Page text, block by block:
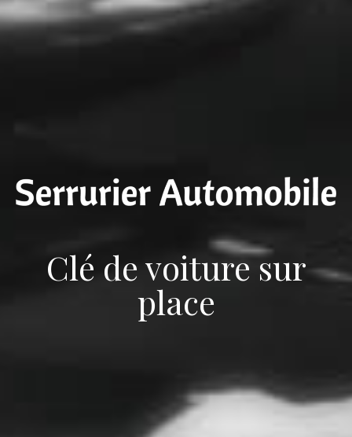
Clé de voiture sur
place